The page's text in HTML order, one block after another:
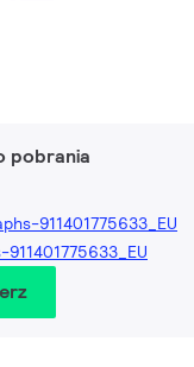
pobrania
911401775633_EU